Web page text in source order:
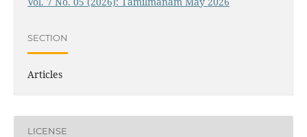
SECTION
Articles
LICENSE